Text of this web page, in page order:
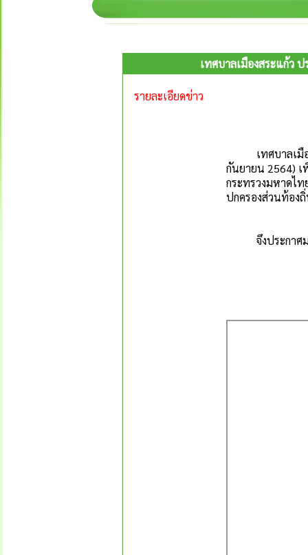
เทศบาลเมืองสระแก้ว
รายละเอียดข่าว
เทศบาลเมืองส
กันยายน 2564) เ
กระทรวงมหาดไท
ปกครองส่วนท้อง
จึงประกาศมา